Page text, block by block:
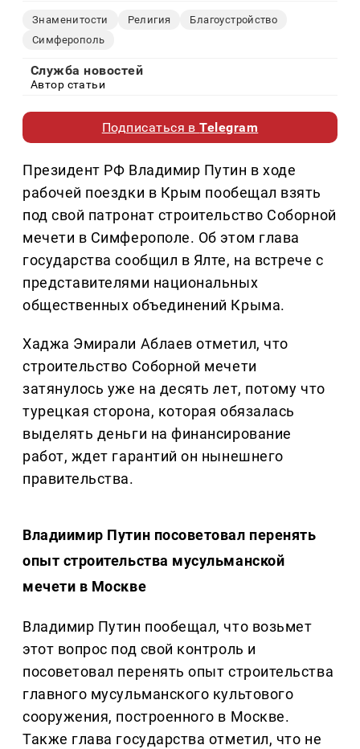
Знаменитости Религия
Благоустройство
Симферополь
Служба новостей
Автор статьи
Подписаться вTelegram
Президент РФ Владимир Путин в ходе
рабочей поездки в Крым пообещал взять
под свой патронат строительство Соборной
мечети в Симферополе. Об этом глава
государства сообщил в Ялте, на встрече с
представителями национальных
общественных объединений Крыма.
Хаджа Эмирали Аблаев отметил, что
строительство Соборной мечети
затянулось уже на десять лет, потому что
турецкая сторона, которая обязалась
выделять деньги на финансирование
работ, ждет гарантий он нынешнего
правительства.
Владиимир Путин посоветовал перенять
опыт строительства мусульманской
мечети в Москве
Владимир Путин пообещал, что возьмет
этот вопрос под свой контроль и
посоветовал перенять опыт строительства
главного мусульманского культового
сооружения, построенного в Москве.
Также глава государства отметил, что не